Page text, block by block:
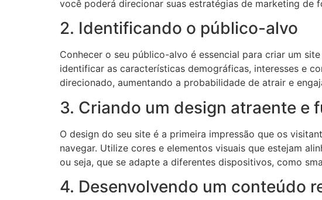
você poderá direcionar suas estratégias de marketing de
2. Identificando o público-alvo
Conhecer o seu público-alvo é essencial para criar um
identificar as características demográficas, interesses e
direcionado, aumentando a probabilidade de atrair e
3. Criando um design atraente e
O design do seu site é a primeira impressão que os
navegar. Utilize cores e elementos visuais que estejam
ou seja, que se adapte a diferentes dispositivos, como
4. Desenvolvendo um conteúdo